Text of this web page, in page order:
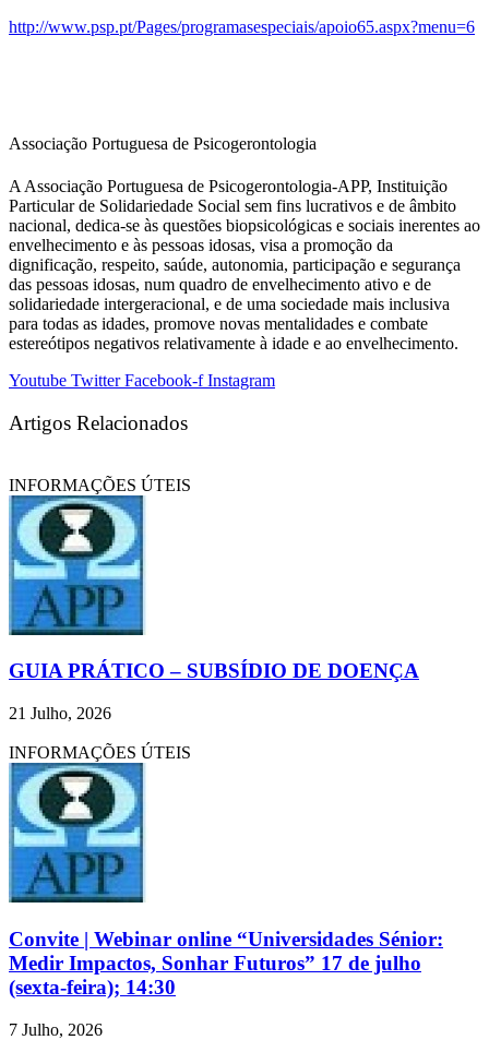
http://www.psp.pt/Pages/programasespeciais/apoio65.aspx?menu=6
Associação Portuguesa de Psicogerontologia
A Associação Portuguesa de Psicogerontologia-APP, Instituição
Particular de Solidariedade Social sem fins lucrativos e de âmbito
nacional, dedica-se às questões biopsicológicas e sociais inerentes ao
envelhecimento e às pessoas idosas, visa a promoção da
dignificação, respeito, saúde, autonomia, participação e segurança
das pessoas idosas, num quadro de envelhecimento ativo e de
solidariedade intergeracional, e de uma sociedade mais inclusiva
para todas as idades, promove novas mentalidades e combate
estereótipos negativos relativamente à idade e ao envelhecimento.
Youtube Twitter Facebook-f Instagram
Artigos Relacionados
INFORMAÇÕES ÚTEIS
GUIA PRÁTICO – SUBSÍDIO DE DOENÇA
21 Julho, 2026
INFORMAÇÕES ÚTEIS
Convite | Webinar online “Universidades Sénior:
Medir Impactos, Sonhar Futuros” 17 de julho
(sexta-feira); 14:30
7 Julho, 2026